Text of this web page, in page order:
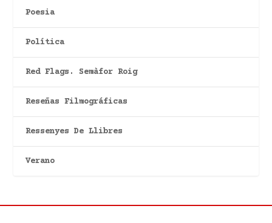
Poesia
Política
Red Flags. Semàfor Roig
Reseñas Filmográficas
Ressenyes De Llibres
Verano